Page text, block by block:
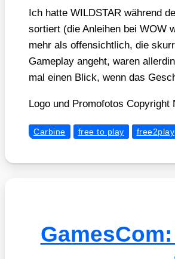
Ich hat­te WILDSTAR wäh­rend
sor­tiert (die Anlei­hen bei WOW
mehr als offen­sicht­lich, die
Game­play angeht, waren
mal einen Blick, wenn das
Logo und Pro­mo­fo­tos Copy­right
Carbine free to play free2play